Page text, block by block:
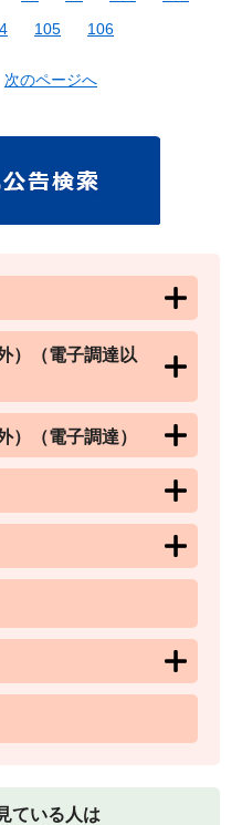
105 106
次のページへ
）（電子調達以
）（電子調達）
ている人は